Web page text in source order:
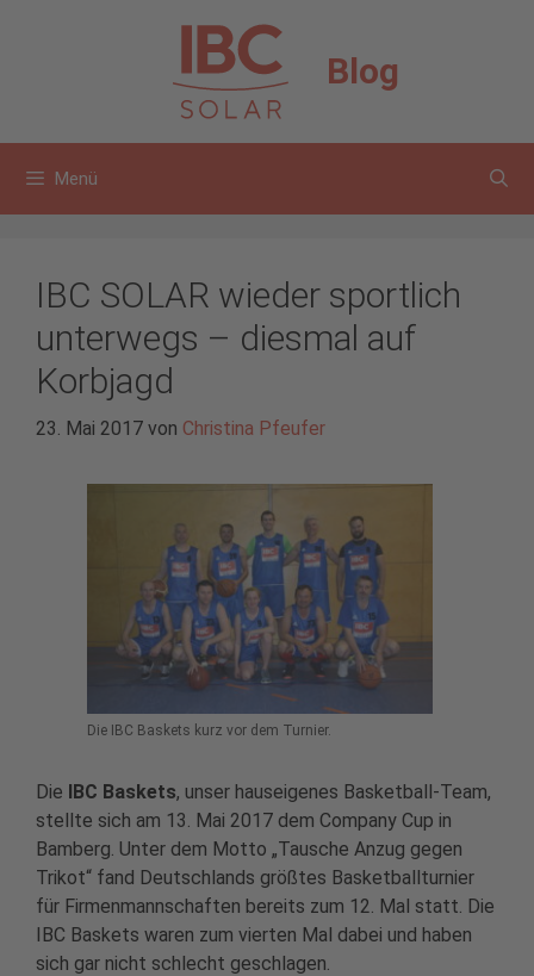
Blog
Menü
IBC SOLAR wieder sportlich
unterwegs – diesmal auf
Korbjagd
23. Mai 2017 von Christina Pfeufer
Die IBC Baskets kurz vor dem Turnier.
Die IBC Baskets, unser hauseigenes Basketball-Team,
stellte sich am 13. Mai 2017 dem Company Cup in
Bamberg. Unter dem Motto „Tausche Anzug gegen
Trikot“ fand Deutschlands größtes Basketballturnier
für Firmenmannschaften bereits zum 12. Mal statt. Die
IBC Baskets waren zum vierten Mal dabei und haben
sich gar nicht schlecht geschlagen.